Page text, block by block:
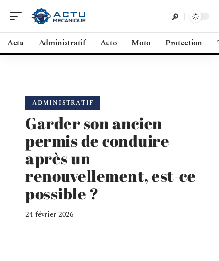
Actu Administratif Auto Moto Protection
ADMINISTRATIF
Garder son ancien
permis de conduire
après un
renouvellement, est-ce
possible ?
24 février 2026